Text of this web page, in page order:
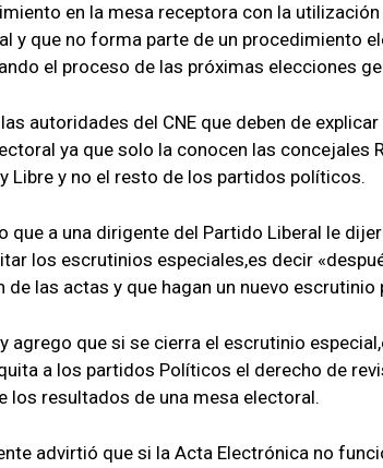
en la mesa receptora con la
y que no forma parte de un procedimiento
el proceso de las próximas elecciones
autoridades del CNE que deben de
ya que solo la conocen las concejales
Libre y no el resto de los partidos políticos.
que a una dirigente del Partido Liberal le
los escrutinios especiales,es decir
de las actas y que hagan un nuevo
agrego que si se cierra el escrutinio
a los partidos Políticos el derecho de
los resultados de una mesa electoral.
advirtió que si la Acta Electrónica no